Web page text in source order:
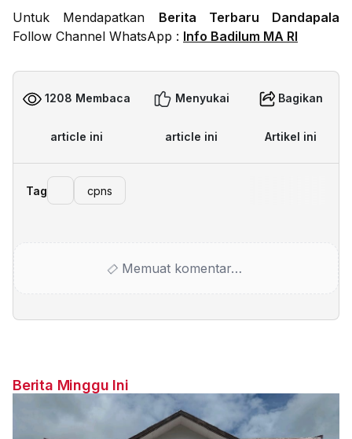
Untuk Mendapatkan Berita Terbaru Dandapala
Follow Channel WhatsApp : Info Badilum MA RI
1208 Membaca
article ini
Menyukai
article ini
Bagikan
Artikel ini
Tag cpns
Memuat komentar…
Berita Minggu Ini